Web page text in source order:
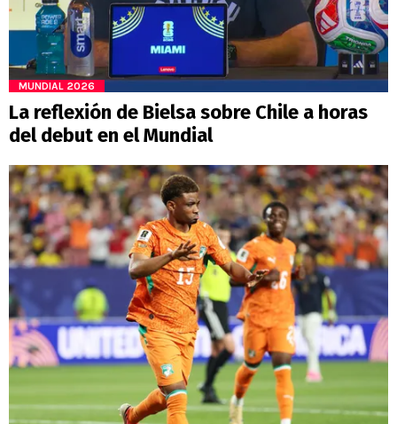
MUNDIAL 2026
La reflexión de Bielsa sobre Chile a horas
del debut en el Mundial